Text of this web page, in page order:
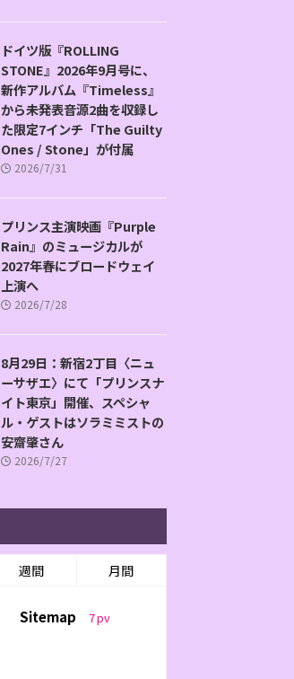
ドイツ版『ROLLING
STONE』2026年9月号に、
新作アルバム『Timeless』
から未発表音源2曲を収録し
た限定7インチ「The Guilty
Ones / Stone」が付属
2026/7/31
プリンス主演映画『Purple
Rain』のミュージカルが
2027年春にブロードウェイ
上演へ
2026/7/28
8月29日：新宿2丁目〈ニュ
ーサザエ〉にて「プリンスナ
イト東京」開催、スペシャ
ル・ゲストはソラミミストの
安齋肇さん
2026/7/27
週間 月間
Sitemap 7pv